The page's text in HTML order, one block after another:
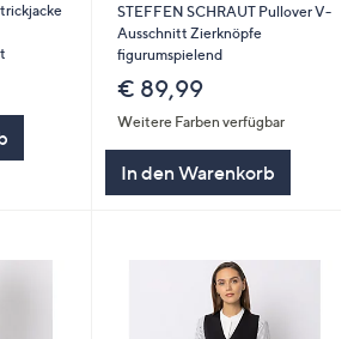
STEFFEN SCHRAUT Pullover V-
Ausschnitt Zierknöpfe
figurumspielend
€ 89,99
Weitere Farben verfügbar
In den Warenkorb